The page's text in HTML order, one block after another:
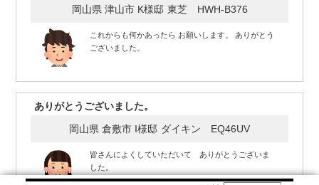
岡山県 津山市 K様邸 東芝 HWH-B376
これからも何かあったら お願いします。 ありがとう
ございました。
ありがとうございました。
岡山県 倉敷市 I様邸 ダイキン EQ46UV
皆さんによくしていただいて ありがとうございま
した。